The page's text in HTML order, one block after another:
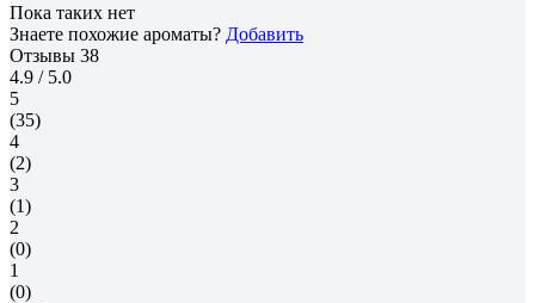
Пока таких нет
Знаете похожие ароматы? Добавить
Отзывы 38
4.9 / 5.0
5
(35)
4
(2)
3
(1)
2
(0)
1
(0)